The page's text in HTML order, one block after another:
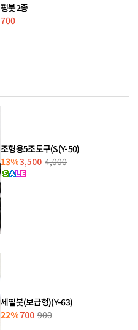
평붓2종
700
조형용5조도구(S(Y-50)
13%3,500 4,000
세필붓(보급형)(Y-63)
22%700 900